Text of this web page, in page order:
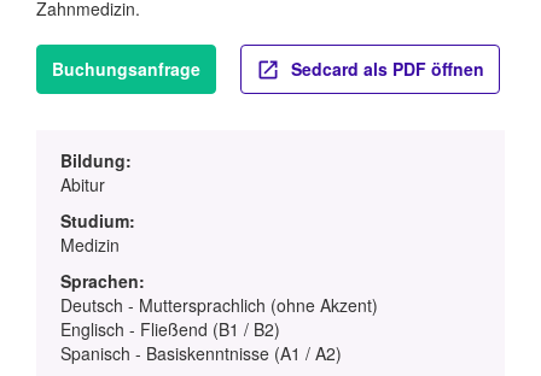
Zahnmedizin.
Buchungsanfrage Sedcard als PDF öffnen
Bildung:
Abitur
Studium:
Medizin
Sprachen:
Deutsch - Muttersprachlich (ohne Akzent)
Englisch - Fließend (B1 / B2)
Spanisch - Basiskenntnisse (A1 / A2)